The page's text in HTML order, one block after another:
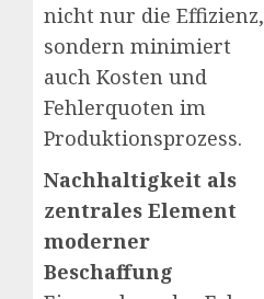
nicht nur die Effizienz,
sondern minimiert
auch Kosten und
Fehlerquoten im
Produktionsprozess.
Nachhaltigkeit als
zentrales Element
moderner
Beschaffung